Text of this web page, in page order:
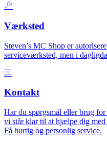
Værksted
Steven’s MC Shop er
serviceværksted, men i
Kontakt
Har du spørgsmål eller brug
vi står klar til at hjælpe dig
Få hurtig og personlig service.